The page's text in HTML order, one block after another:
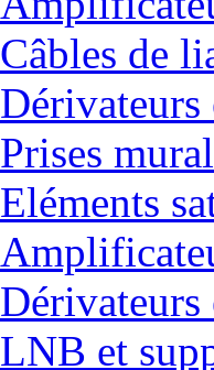
Câbles de
Dérivateurs
Prises
Eléments
Dérivateurs
LNB et